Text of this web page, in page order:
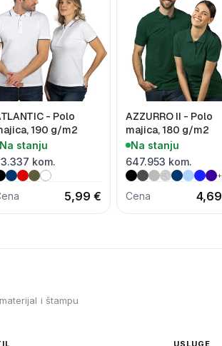
- Polo
190 g/m2
Na stanju
kom.
5,99 €
AZZURRO II - Polo
majica, 180 g/m2
Na stanju
647.953 kom.
Cena
i štampu
USLUGE